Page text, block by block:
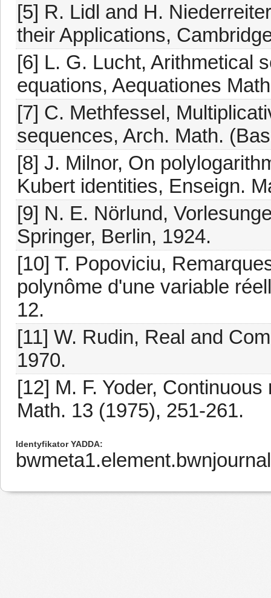
[5] R. Lidl and H.
their Applications,
[6] L. G. Lucht, Arithmetical
equations, Aequationes
[7] C. Methfessel,
sequences, Arch. Math.
[8] J. Milnor, On
Kubert identities, Enseign.
[9] N. E. Nörlund,
Springer, Berlin, 1924.
[10] T. Popoviciu,
polynôme d'une variable
12.
[11] W. Rudin, Real and
1970.
[12] M. F. Yoder,
Math. 13 (1975), 251-261.
Identyfikator YADDA